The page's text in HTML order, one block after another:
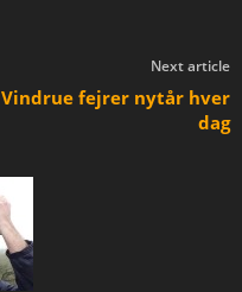
Next article
Vindrue fejrer nytår hver
dag